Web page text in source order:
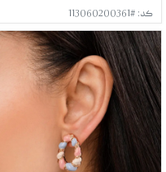
کد: #113060200361